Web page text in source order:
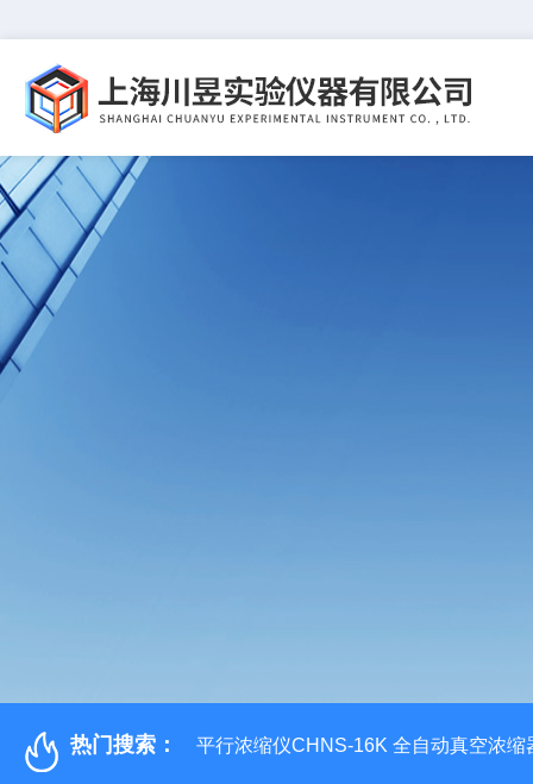
热门搜索： 平行浓缩仪CHNS-16K 全自动真空浓缩